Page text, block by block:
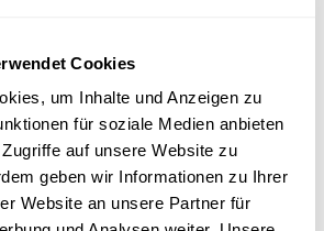
Cookies
um Inhalte und Anzeigen zu
für soziale Medien anbieten
auf unsere Website zu
geben wir Informationen zu Ihrer
Website an unsere Partner für